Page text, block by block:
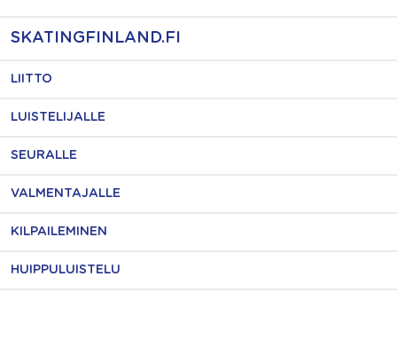
SKATINGFINLAND.FI
LIITTO
LUISTELIJALLE
SEURALLE
VALMENTAJALLE
KILPAILEMINEN
HUIPPULUISTELU